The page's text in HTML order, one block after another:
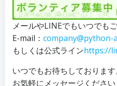
メールやLINEでもいつでも
E-mail： company@python-
もしくは公式ラインhttps://
いつでもお待ちしております
お気軽にメッセージください